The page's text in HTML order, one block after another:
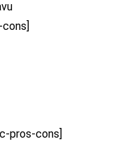
pros-cons]